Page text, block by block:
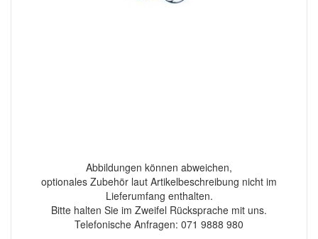
Abbildungen können abweichen,
optionales Zubehör laut Artikelbeschreibung nicht im
Lieferumfang enthalten.
Bitte halten Sie im Zweifel Rücksprache mit uns.
Telefonische Anfragen: 071 9888 980